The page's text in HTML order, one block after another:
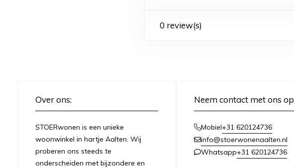
0 review(s)
Over ons:
STOERwonen is een unieke
woonwinkel in hartje Aalten. Wij
proberen ons steeds te
onderscheiden met bijzondere en
Neem contact met ons op
Mobiel+31 620124736
info@stoerwonenaalten.nl
Whatsapp+31 620124736